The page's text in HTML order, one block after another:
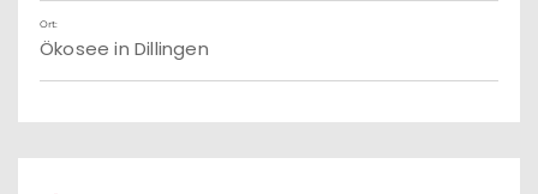
Ort:
Ökosee in Dillingen